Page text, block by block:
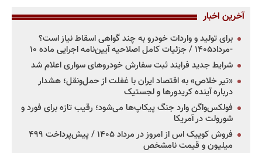
آخرین اخبار
برای تولید و واردات خودرو به چند گواهی اسقاط نیاز است؟
-مرداد۱۴۰۵ / جزئیات کامل اصلاحیه آیین‌نامه اجرایی ماده ۱۰
شرایط جدید فرایند ثبت سفارش خودروهای سواری اعلام شد
«تیر خلاص» به اقتصاد ایران با غفلت از حمل‌ونقل؛ هشدار
درباره آینده کریدورها و لجستیک
فولکس‌واگن وارد جنگ پیکاپ‌ها می‌شود؛ رقیب تازه برای فورد و
شورولت در آمریکا
فروش کوییک اس از امروز در مرداد ۱۴۰۵ / پیش‌پرداخت ۴۹۹
میلیون و قیمت نامشخص